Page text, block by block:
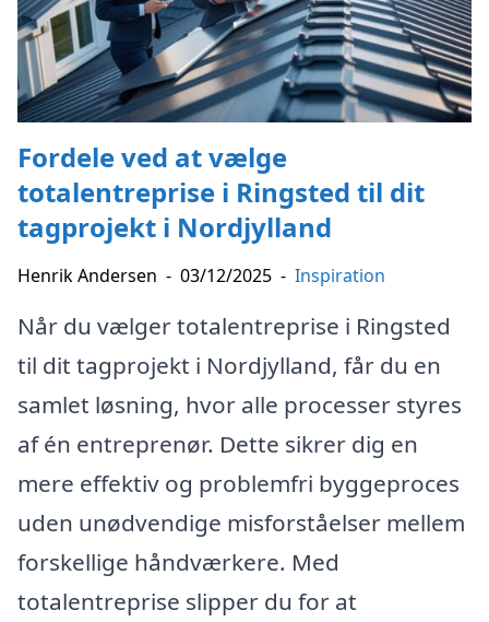
Fordele ved at vælge
totalentreprise i Ringsted til dit
tagprojekt i Nordjylland
Henrik Andersen - 03/12/2025 - Inspiration
Når du vælger totalentreprise i Ringsted
til dit tagprojekt i Nordjylland, får du en
samlet løsning, hvor alle processer styres
af én entreprenør. Dette sikrer dig en
mere effektiv og problemfri byggeproces
uden unødvendige misforståelser mellem
forskellige håndværkere. Med
totalentreprise slipper du for at